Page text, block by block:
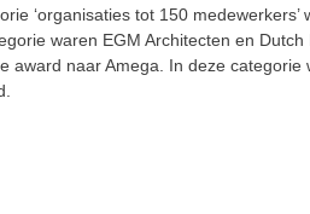
‘organisaties tot 150 medewerkers’
waren EGM Architecten en
award naar Amega. In deze